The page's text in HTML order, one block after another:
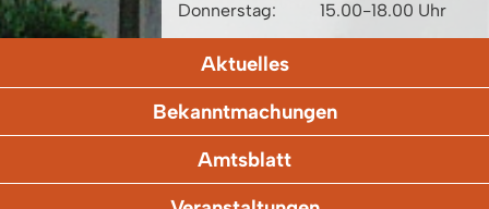
Donnerstag:
15.00-18.00 Uhr
Aktuelles
Bekanntmachungen
Amtsblatt